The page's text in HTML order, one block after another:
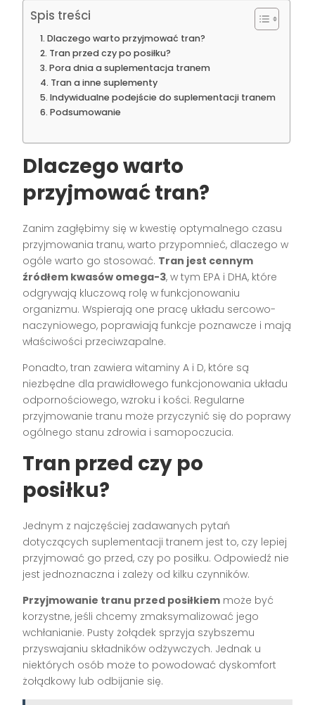
Spis treści
Dlaczego warto przyjmować tran?
Tran przed czy po posiłku?
Pora dnia a suplementacja tranem
Tran a inne suplementy
Indywidualne podejście do suplementacji tranem
Podsumowanie
Dlaczego warto
przyjmować tran?
Zanim zagłębimy się w kwestię optymalnego czasu
przyjmowania tranu, warto przypomnieć, dlaczego w
ogóle warto go stosować. Tran jest cennym
źródłem kwasów omega-3, w tym EPA i DHA, które
odgrywają kluczową rolę w funkcjonowaniu
organizmu. Wspierają one pracę układu sercowo-
naczyniowego, poprawiają funkcje poznawcze i mają
właściwości przeciwzapalne.
Ponadto, tran zawiera witaminy A i D, które są
niezbędne dla prawidłowego funkcjonowania układu
odpornościowego, wzroku i kości. Regularne
przyjmowanie tranu może przyczynić się do poprawy
ogólnego stanu zdrowia i samopoczucia.
Tran przed czy po
posiłku?
Jednym z najczęściej zadawanych pytań
dotyczących suplementacji tranem jest to, czy lepiej
przyjmować go przed, czy po posiłku. Odpowiedź nie
jest jednoznaczna i zależy od kilku czynników.
Przyjmowanie tranu przed posiłkiem może być
korzystne, jeśli chcemy zmaksymalizować jego
wchłanianie. Pusty żołądek sprzyja szybszemu
przyswajaniu składników odżywczych. Jednak u
niektórych osób może to powodować dyskomfort
żołądkowy lub odbijanie się.